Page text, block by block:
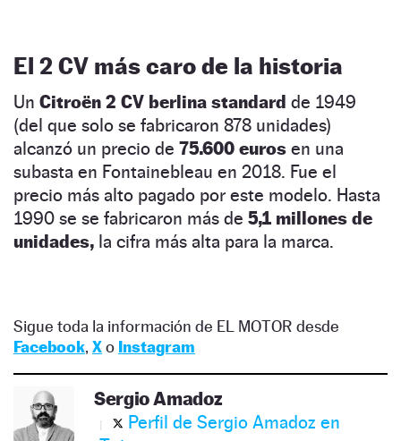
El 2 CV más caro de la historia
Un Citroën 2 CV berlina standard de 1949
(del que solo se fabricaron 878 unidades)
alcanzó un precio de 75.600 euros en una
subasta en Fontainebleau en 2018. Fue el
precio más alto pagado por este modelo. Hasta
1990 se se fabricaron más de 5,1 millones de
unidades, la cifra más alta para la marca.
Sigue toda la información de EL MOTOR desde
Facebook, Xo Instagram
Sergio Amadoz
Perfil de Sergio Amadoz en